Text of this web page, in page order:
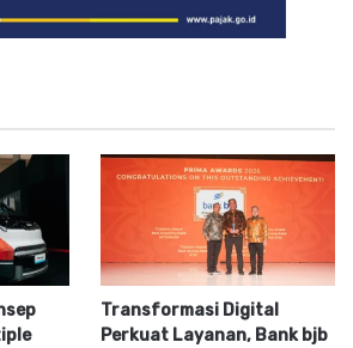
Transformasi Digital
Perkuat Layanan, Bank bjb